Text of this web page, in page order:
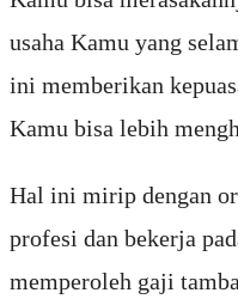
usaha Kamu yang
ini memberikan
Kamu bisa lebih
Hal ini mirip dengan
profesi dan bekerja
memperoleh gaji